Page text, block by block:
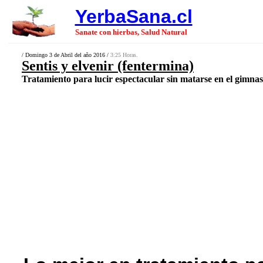
YerbaSana.cl
Sanate con hierbas, Salud Natural
/ Domingo 3 de Abril del año 2016 / 3:25 Horas.
Sentis y elvenir (fentermina)
Tratamiento para lucir espectacular sin matarse en el